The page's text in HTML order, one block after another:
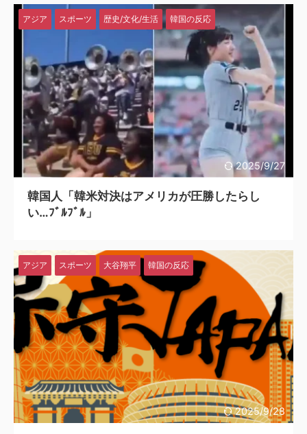
2025/9/27
アジア スポーツ 歴史/文化/生活 韓国の反応
韓国人「韓米対決はアメリカが圧勝したらし
い…ﾌﾞﾙﾌﾞﾙ」
2025/9/28
アジア スポーツ 大谷翔平 韓国の反応